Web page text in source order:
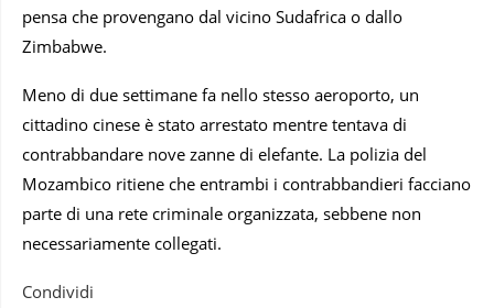
pensa che provengano dal vicino Sudafrica o dallo
Zimbabwe.
Meno di due settimane fa nello stesso aeroporto, un
cittadino cinese è stato arrestato mentre tentava di
contrabbandare nove zanne di elefante. La polizia del
Mozambico ritiene che entrambi i contrabbandieri facciano
parte di una rete criminale organizzata, sebbene non
necessariamente collegati.
Condividi